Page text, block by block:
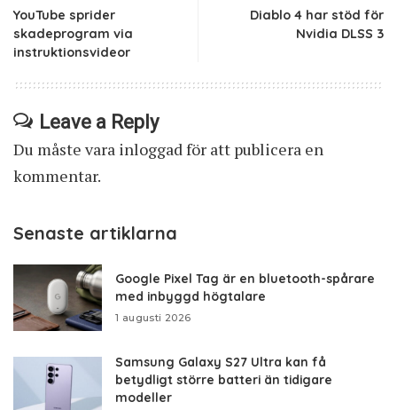
YouTube sprider
skadeprogram via
instruktionsvideor
Diablo 4 har stöd för
Nvidia DLSS 3
Leave a Reply
Du måste vara inloggadför att publicera en
kommentar.
Senaste artiklarna
Google Pixel Tag är en bluetooth-spårare
med inbyggd högtalare
1 augusti 2026
Samsung Galaxy S27 Ultra kan få
betydligt större batteri än tidigare
modeller